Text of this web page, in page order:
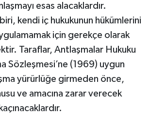
esas alacaklardır.
kendi iç hukukunun hükümlerini
için gerekçe olarak
Taraflar, Antlaşmalar Hukuku
Sözleşmesi’ne (1969) uygun
yürürlüğe girmeden önce,
ve amacına zarar verecek